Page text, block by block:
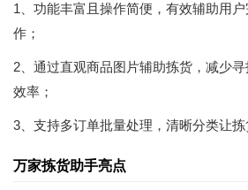
1、功能丰富且操作简便，有效辅助用
作；
2、通过直观商品图片辅助拣货，减少
效率；
3、支持多订单批量处理，清晰分类让拣
万家拣货助手亮点